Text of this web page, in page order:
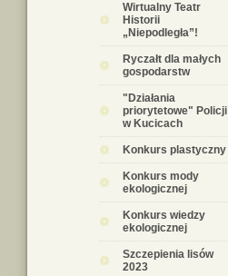
Wirtualny Teatr
Historii
„Niepodległa”!
Ryczałt dla małych
gospodarstw
"Działania
priorytetowe" Policji
w Kucicach
Konkurs plastyczny
Konkurs mody
ekologicznej
Konkurs wiedzy
ekologicznej
Szczepienia lisów
2023